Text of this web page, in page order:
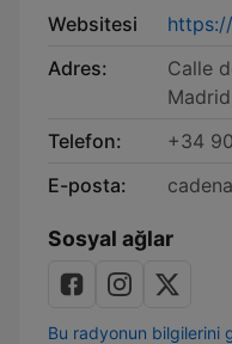
Websitesi
Adres:
Calle
Telefon:
+34
E-posta:
Sosyal ağlar
Bu radyonun bilgilerini